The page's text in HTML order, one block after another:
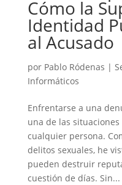
Cómo la
Identidad
al Acusado
por Pablo Ródenas |
Informáticos
Enfrentarse a una
una de las
cualquier persona.
delitos sexuales, he
pueden destruir
cuestión de días. Sin...